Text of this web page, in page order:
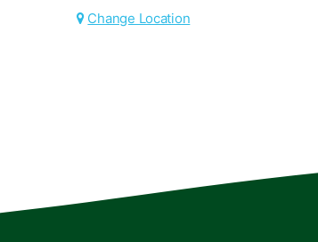
Change Location